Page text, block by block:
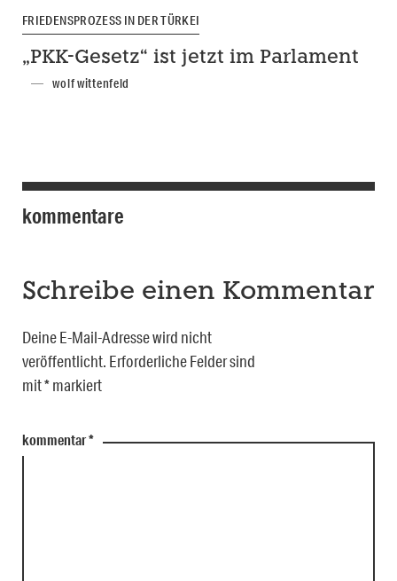
FRIEDENSPROZESS IN DER TÜRKEI
„PKK-Gesetz“ ist jetzt im Parlament
wolf wittenfeld
kommentare
Schreibe einen Kommentar
Deine E-Mail-Adresse wird nicht
veröffentlicht. Erforderliche Felder sind
mit*markiert
kommentar*